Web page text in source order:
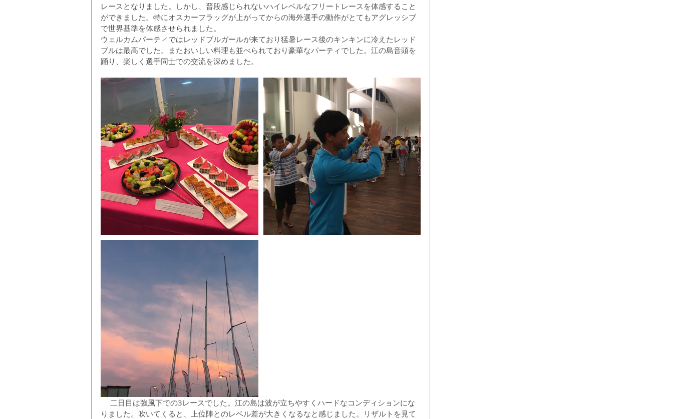
レースとなりました。しかし、普段感じられないハイレベルなフリートレースを体感すること
ができました。特にオスカーフラッグが上がってからの海外選手の動作がとてもアグレッシブ
で世界基準を体感させられました。
​​ウェルカムパーティではレッドブルガールが来ており猛暑レース後のキンキンに冷えたレッド
ブルは最高でした。またおいしい料理も並べられており豪華なパーティでした。江の島音頭を
踊り、楽しく選手同士での交流を深めました。
りました。吹いてくると、上位陣とのレベル差が大きくなるなと感じました。リザルトを見て